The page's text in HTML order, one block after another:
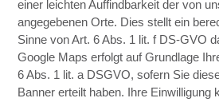
einer leichten Auffindbarkeit der von
angegebenen Orte. Dies stellt ein
Sinne von Art. 6 Abs. 1 lit. f DS-GVO
Google Maps erfolgt auf Grundlage
6 Abs. 1 lit. a DSGVO, sofern Sie
Banner erteilt haben. Ihre Einwilligung